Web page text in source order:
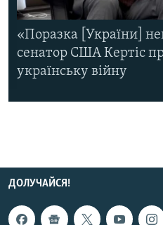
«Поразка [України]
сенатор США Кертіс
українську війну
ДОЛУЧАЙСЯ!